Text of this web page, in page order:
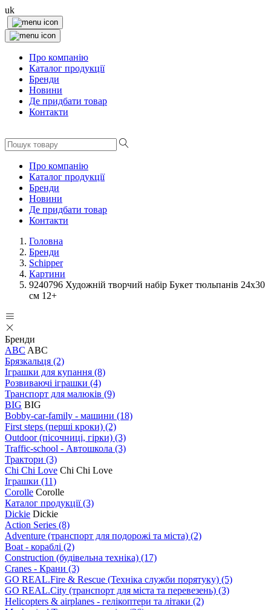
uk
Про компанію
Каталог продукції
Бренди
Новини
Де придбати товар
Контакти
Про компанію
Каталог продукції
Бренди
Новини
Де придбати товар
Контакти
Головна
Бренди
Schipper
Картини
9240796 Художній творчий набір Букет тюльпанів 24х30
см 12+
Бренди
ABC ABC
Брязкальця (2)
Іграшки для купання (8)
Розвиваючі іграшки (4)
Транспорт для малюків (9)
BIG BIG
Bobby-car-family - машини (18)
First steps (перші кроки) (2)
Outdoor (пісочниці, гірки) (3)
Traffic-school - Автошкола (3)
Трактори (3)
Chi Chi Love Chi Chi Love
Іграшки (11)
Corolle Corolle
Каталог продукції(3)
Dickie Dickie
Action Series (8)
Adventure (транспорт для подорожі та міста) (2)
Boat - кораблі (2)
Construction (будівельна техніка) (17)
Cranes - Крани (3)
GO REAL.Fire & Rescue (Техніка служби порятуку) (5)
GO REAL.City (транспорт для міста та перевезень) (3)
Helicopters & airplanes - гелікоптери та літаки (2)